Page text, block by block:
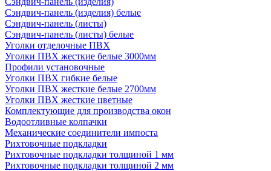
Сэндвич-панель (изделия) белые
Сэндвич-панель (листы)
Сэндвич-панель (листы) белые
Уголки отделочные ПВХ
Уголки ПВХ жесткие белые 3000мм
Профили установочные
Уголки ПВХ гибкие белые
Уголки ПВХ жесткие белые 2700мм
Уголки ПВХ жесткие цветные
Комплектующие для производства окон
Водоотливные колпачки
Механические соединители импоста
Рихтовочные подкладки
Рихтовочные подкладки толщиной 1 мм
Рихтовочные подкладки толщиной 2 мм